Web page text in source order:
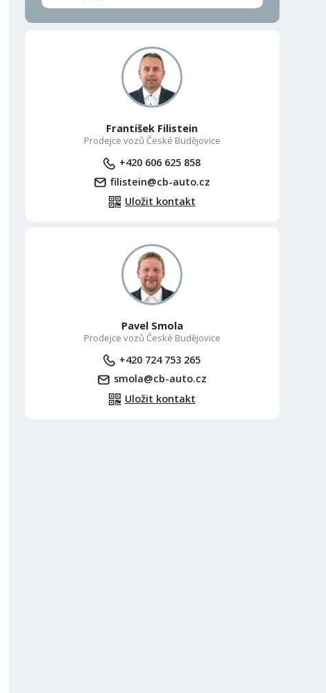
František Filistein
Prodejce vozů České Budějovice
+420 606 625 858
filistein@cb-auto.cz
Uložit kontakt
Pavel Smola
Prodejce vozů České Budějovice
+420 724 753 265
smola@cb-auto.cz
Uložit kontakt